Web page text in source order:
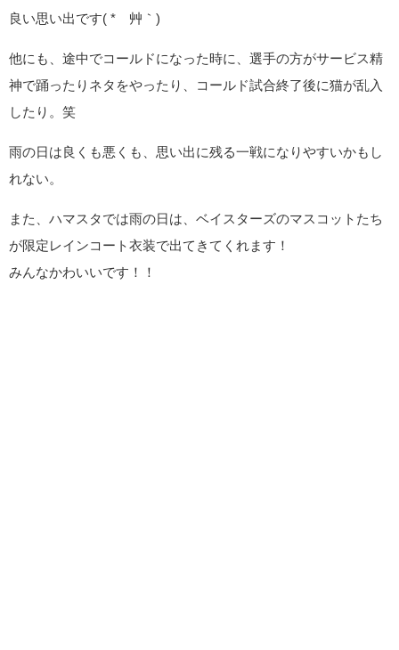
良い思い出です( *´艸｀)
他にも、途中でコールドになった時に、選手の方がサービス精
神で踊ったりネタをやったり、コールド試合終了後に猫が乱入
したり。笑
雨の日は良くも悪くも、思い出に残る一戦になりやすいかもし
れない。
また、ハマスタでは雨の日は、ベイスターズのマスコットたち
が限定レインコート衣装で出てきてくれます！
みんなかわいいです！！